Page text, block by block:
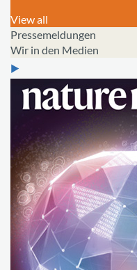
View all
Pressemeldungen
Wir in den Medien